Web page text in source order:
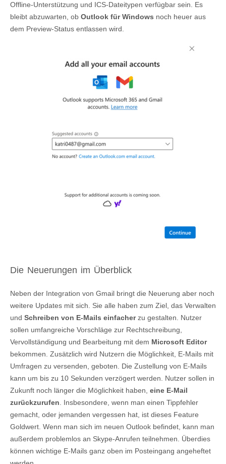
Offline-Unterstützung und ICS-Dateitypen verfügbar sein. Es
bleibt abzuwarten, ob Outlook für Windows noch heuer aus
dem Preview-Status entlassen wird.
Die Neuerungen im Überblick
Neben der Integration von Gmail bringt die Neuerung aber noch
weitere Updates mit sich. Sie alle haben zum Ziel, das Verwalten
und Schreiben von E-Mails einfacherzu gestalten. Nutzer
sollen umfangreiche Vorschläge zur Rechtschreibung,
Vervollständigung und Bearbeitung mit dem Microsoft Editor
bekommen. Zusätzlich wird Nutzern die Möglichkeit, E-Mails mit
Umfragen zu versenden, geboten. Die Zustellung von E-Mails
kann um bis zu 10 Sekunden verzögert werden. Nutzer sollen in
Zukunft noch länger die Möglichkeit haben, eine E-Mail
zurückzurufen . Insbesondere, wenn man einen Tippfehler
gemacht, oder jemanden vergessen hat, ist dieses Feature
Goldwert. Wenn man sich im neuen Outlook befindet, kann man
außerdem problemlos an Skype-Anrufen teilnehmen. Überdies
können wichtige E-Mails ganz oben im Posteingang angeheftet